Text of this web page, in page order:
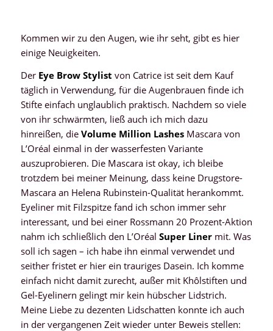
Kommen wir zu den Augen, wie ihr seht, gibt es hier
einige Neuigkeiten.
DerEye Brow Stylist von Catrice ist seit dem Kauf
täglich in Verwendung, für die Augenbrauen finde ich
Stifte einfach unglaublich praktisch. Nachdem so viele
von ihr schwärmten, ließ auch ich mich dazu
hinreißen, die Volume Million LashesMascara von
L’Oréal einmal in der wasserfesten Variante
auszuprobieren. Die Mascara ist okay, ich bleibe
trotzdem bei meiner Meinung, dass keine Drugstore-
Mascara an Helena Rubinstein-Qualität herankommt.
Eyeliner mit Filzspitze fand ich schon immer sehr
interessant, und bei einer Rossmann 20 Prozent-Aktion
nahm ich schließlich den L’Oréal Super Linermit. Was
soll ich sagen – ich habe ihn einmal verwendet und
seither fristet er hier ein trauriges Dasein. Ich komme
einfach nicht damit zurecht, außer mit Khôlstiften und
Gel-Eyelinern gelingt mir kein hübscher Lidstrich.
Meine Liebe zu dezenten Lidschatten konnte ich auch
in der vergangenen Zeit wieder unter Beweis stellen: